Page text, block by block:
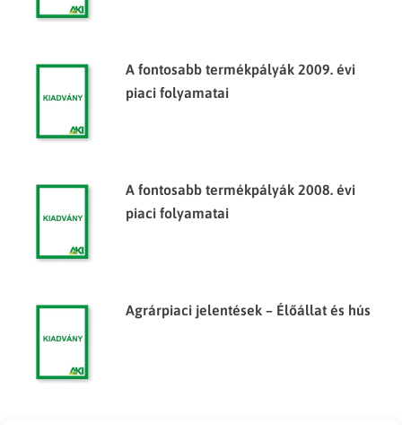
A fontosabb termékpályák 2009. évi
piaci folyamatai
A fontosabb termékpályák 2008. évi
piaci folyamatai
Agrárpiaci jelentések – Élőállat és hús